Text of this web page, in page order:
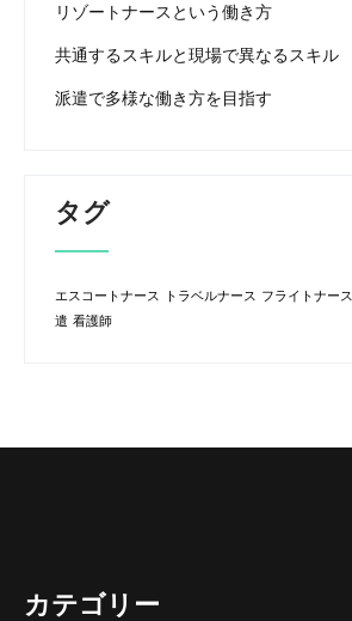
リゾートナースという働き方
共通するスキルと現場で異なるスキル
派遣で多様な働き方を目指す
タグ
エスコートナース トラベルナース フライトナース
遣 看護師
カテゴリー